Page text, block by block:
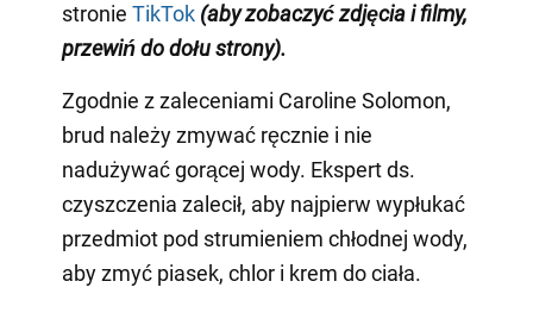
stronie TikTok (aby zobaczyć zdjęcia i filmy,
przewiń do dołu strony).
Zgodnie z zaleceniami Caroline Solomon,
brud należy zmywać ręcznie i nie
nadużywać gorącej wody. Ekspert ds.
czyszczenia zalecił, aby najpierw wypłukać
przedmiot pod strumieniem chłodnej wody,
aby zmyć piasek, chlor i krem do ciała.